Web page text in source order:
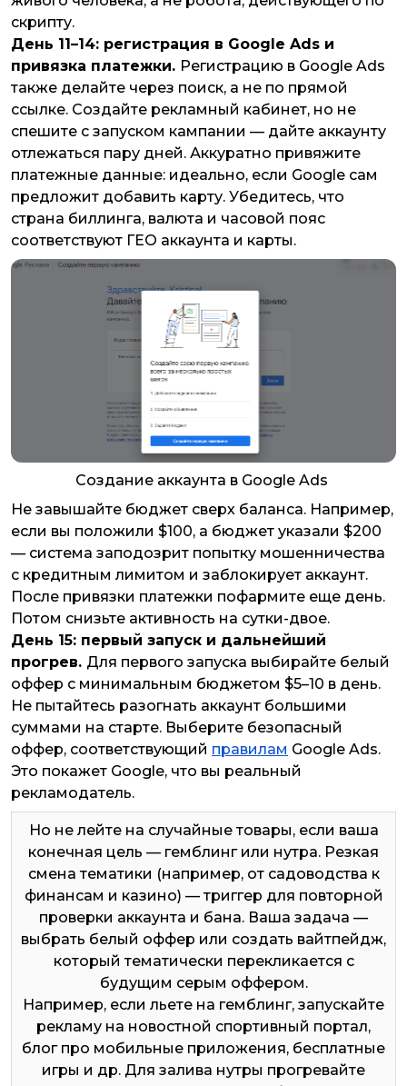
скрипту.
День 11–14: регистрация в Google Ads и
привязка платежки. Регистрацию в Google Ads
также делайте через поиск, а не по прямой
ссылке. Создайте рекламный кабинет, но не
спешите с запуском кампании — дайте аккаунту
отлежаться пару дней. Аккуратно привяжите
платежные данные: идеально, если Google сам
предложит добавить карту. Убедитесь, что
страна биллинга, валюта и часовой пояс
соответствуют ГЕО аккаунта и карты.
Создание аккаунта в Google Ads
Не завышайте бюджет сверх баланса. Например,
если вы положили $100, а бюджет указали $200
— система заподозрит попытку мошенничества
с кредитным лимитом и заблокирует аккаунт.
После привязки платежки пофармите еще день.
Потом снизьте активность на сутки-двое.
День 15: первый запуск и дальнейший
прогрев. Для первого запуска выбирайте белый
оффер с минимальным бюджетом $5–10 в день.
Не пытайтесь разогнать аккаунт большими
суммами на старте. Выберите безопасный
оффер, соответствующий правилам Google Ads.
Это покажет Google, что вы реальный
рекламодатель.
Но не лейте на случайные товары, если ваша
конечная цель — гемблинг или нутра. Резкая
смена тематики (например, от садоводства к
финансам и казино) — триггер для повторной
проверки аккаунта и бана. Ваша задача —
выбрать белый оффер или создать вайтпейдж,
который тематически перекликается с
будущим серым оффером.
Например, если льете на гемблинг, запускайте
рекламу на новостной спортивный портал,
блог про мобильные приложения, бесплатные
игры и др. Для залива нутры прогревайте